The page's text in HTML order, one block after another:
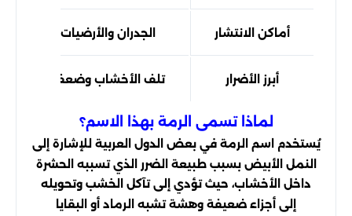
أماكن الانتشار الجدران والأرضيات والأثاث
أبرز الأضرار تلف الأخشاب وضعف المباني
لماذا تسمى الرمة بهذا الاسم؟
يُستخدم اسم الرمة في بعض الدول العربية للإشارة إلى
النمل الأبيض بسبب طبيعة الضرر الذي تسببه الحشرة
داخل الأخشاب، حيث تؤدي إلى تآكل الخشب وتحويله
إلى أجزاء ضعيفة وهشة تشبه الرماد أو البقايا